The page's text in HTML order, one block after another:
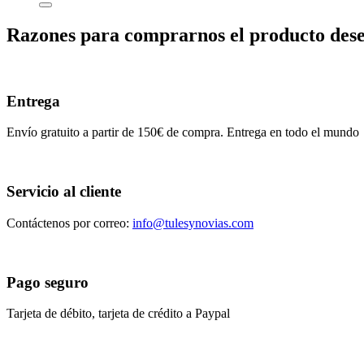
Razones para comprarnos el producto
Entrega
Envío gratuito a partir de 150€ de compra. Entrega en todo el mundo
Servicio al cliente
Contáctenos por correo: info@tulesynovias.com
Pago seguro
Tarjeta de débito, tarjeta de crédito a Paypal